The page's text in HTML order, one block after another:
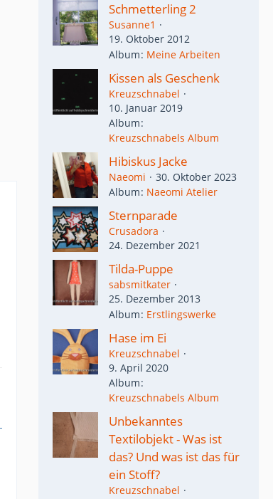
Schmetterling 2
Susanne1
19. Oktober 2012
Album Meine Arbeiten
Kissen als Geschenk
Kreuzschnabel
10. Januar 2019
Album
Kreuzschnabels Album
Hibiskus Jacke
Naeomi
30. Oktober 2023
Album Naeomi Atelier
Sternparade
Crusadora
24. Dezember 2021
Tilda-Puppe
sabsmitkater
25. Dezember 2013
Album Erstlingswerke
Hase im Ei
Kreuzschnabel
9. April 2020
Album
Kreuzschnabels Album
Unbekanntes
Textilobjekt - Was ist
das? Und was ist das für
ein Stoff?
Kreuzschnabel